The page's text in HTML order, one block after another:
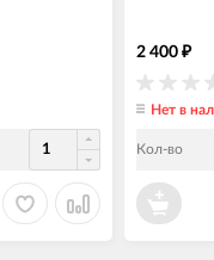
2 400 ₽
Нет в
Кол-во